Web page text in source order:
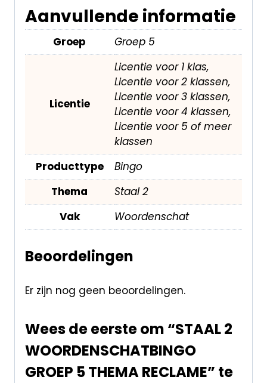
Aanvullende informatie
Groep Groep 5
Licentie
Licentie voor 1 klas,
Licentie voor 2 klassen,
Licentie voor 3 klassen,
Licentie voor 4 klassen,
Licentie voor 5 of meer
klassen
Producttype
Bingo
Thema
Staal 2
Vak
Woordenschat
Beoordelingen
Er zijn nog geen beoordelingen.
Wees de eerste om “STAAL 2
WOORDENSCHATBINGO
GROEP 5 THEMA RECLAME” te